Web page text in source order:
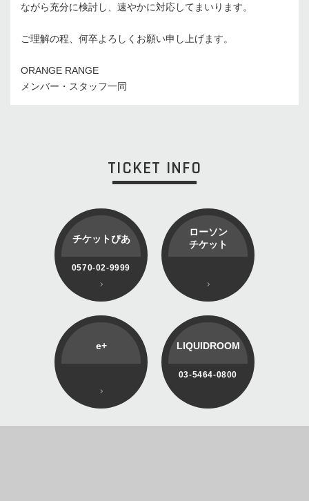
ながら充分に検討し、速やかに対応してまいります。
ご理解の程、何卒よろしくお願い申し上げます。
ORANGE RANGE
メンバー・スタッフ一同
TICKET INFO
チケットぴあ
0570-02-9999
ローソン
チケット
e+ LIQUIDROOM
03-5464-0800